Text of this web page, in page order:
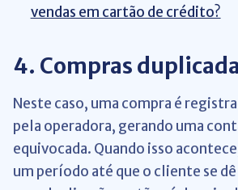
vendas em cartão de crédito?
4. Compras
Neste caso, uma compra é
pela operadora, gerando uma
equivocada. Quando isso
um período até que o cliente se